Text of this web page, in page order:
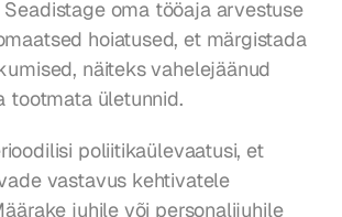
oma tööaja arvestuse
hoiatused, et märgistada
näiteks vahelejäänud
tootmata ületunnid.
poliitikaülevaatusi, et
vastavus kehtivatele
juhile või personalijuhile